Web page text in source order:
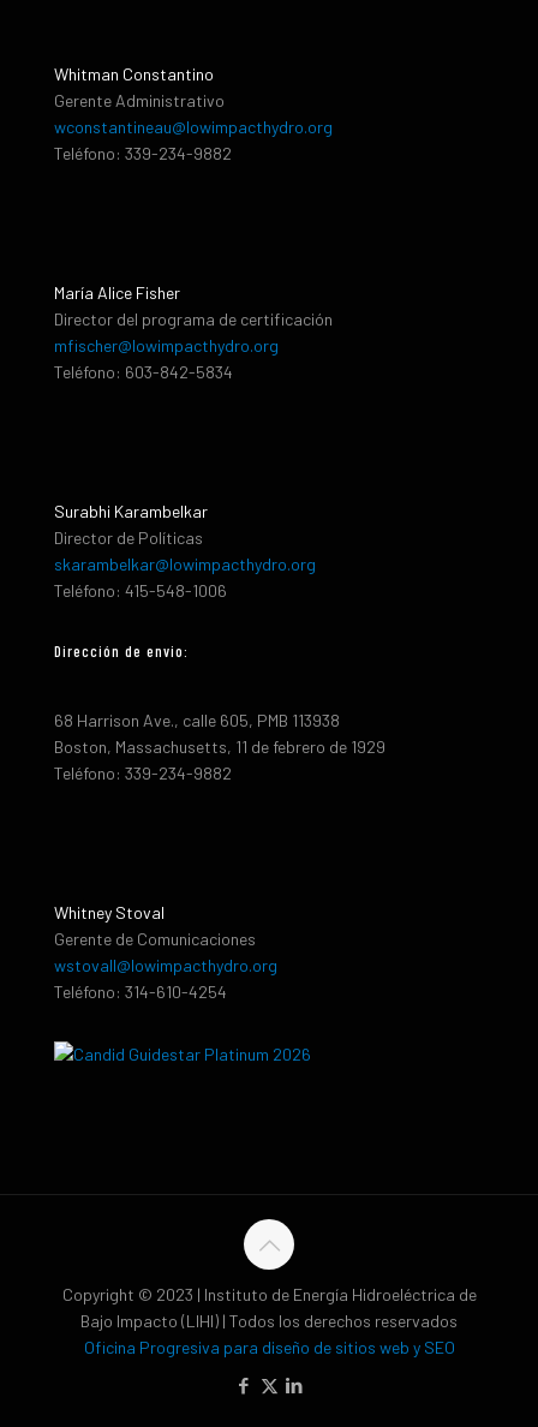
Whitman Constantino
Gerente Administrativo
wconstantineau@lowimpacthydro.org
Teléfono: 339-234-9882
María Alice Fisher
Director del programa de certificación
mfischer@lowimpacthydro.org
Teléfono: 603-842-5834
Surabhi Karambelkar
Director de Políticas
skarambelkar@lowimpacthydro.org
Teléfono: 415-548-1006
Dirección de envio:
68 Harrison Ave., calle 605, PMB 113938
Boston, Massachusetts, 11 de febrero de 1929
Teléfono: 339-234-9882
Whitney Stoval
Gerente de Comunicaciones
wstovall@lowimpacthydro.org
Teléfono: 314-610-4254
Copyright © 2023 | Instituto de Energía Hidroeléctrica de
Bajo Impacto (LIHI) | Todos los derechos reservados
Oficina Progresiva para diseño de sitios web y SEO